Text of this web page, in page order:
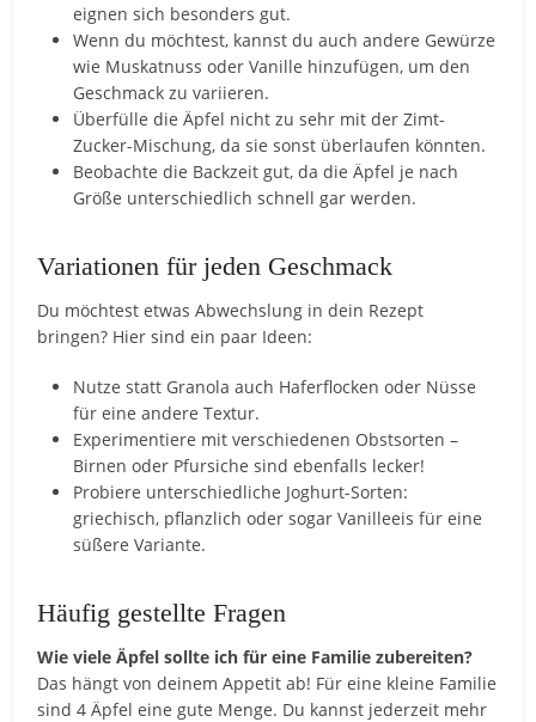
eignen sich besonders gut.
Wenn du möchtest, kannst du auch andere Gewürze
wie Muskatnuss oder Vanille hinzufügen, um den
Geschmack zu variieren.
Überfülle die Äpfel nicht zu sehr mit der Zimt-
Zucker-Mischung, da sie sonst überlaufen könnten.
Beobachte die Backzeit gut, da die Äpfel je nach
Größe unterschiedlich schnell gar werden.
Variationen für jeden Geschmack
Du möchtest etwas Abwechslung in dein Rezept
bringen? Hier sind ein paar Ideen:
Nutze statt Granola auch Haferflocken oder Nüsse
für eine andere Textur.
Experimentiere mit verschiedenen Obstsorten –
Birnen oder Pfursiche sind ebenfalls lecker!
Probiere unterschiedliche Joghurt-Sorten:
griechisch, pflanzlich oder sogar Vanilleeis für eine
süßere Variante.
Häufig gestellte Fragen
Wie viele Äpfel sollte ich für eine Familie zubereiten?
Das hängt von deinem Appetit ab! Für eine kleine Familie
sind 4 Äpfel eine gute Menge. Du kannst jederzeit mehr